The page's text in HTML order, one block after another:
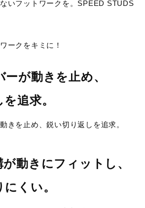
り外し可）
が動きを止め、
追求。
動きにフィットし、
くい。